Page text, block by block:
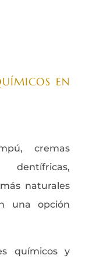
EN
cremas
naturales
una opción
químicos y